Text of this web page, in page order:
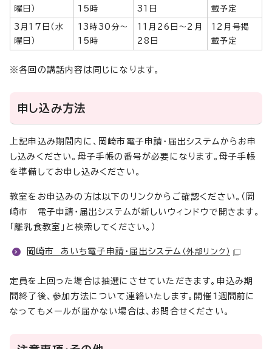
曜日）
15時
31日
載予定
3月17日（水
曜日）
13時30分～
15時
11月26日～2月
28日
12月号掲
載予定
※各回の講話内容は同じになります。
申し込み方法
上記申込み期間内に、岡崎市電子申請・届出システムからお申
し込みください。母子手帳の番号が必要になります。母子手帳
を準備してお申し込みください。
教室をお申込みの方は以下のリンクからご確認ください。（岡
崎市 電子申請・届出システムが新しいウィンドウで開きます。
「離乳食教室」と検索してください。）
岡崎市 あいち電子申請・届出システム （外部リンク）
定員を上回った場合は抽選にさせていただきます。申込み期
間終了後、参加方法について連絡いたします。開催1週間前に
なってもメールが届かない場合は、お問合せください。